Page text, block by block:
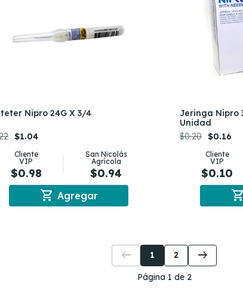
Nipro 24G X 3/4
$1.04
Cliente
VIP
$0.98
San Nicolás
Agrícola
$0.94
shopping_cart Agregar
Jeringa Nipro
Unidad
$0.20 $0.16
Cliente
VIP
$0.10
shopping_cart
Página 1 de 2
arrow_left_alt 1 2 arrow_right_alt